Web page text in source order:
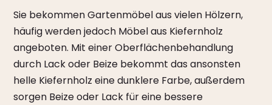
Sie bekommen Gartenmöbel aus vielen Hölzern,
häufig werden jedoch Möbel aus Kiefernholz
angeboten. Mit einer Oberflächenbehandlung
durch Lack oder Beize bekommt das ansonsten
helle Kiefernholz eine dunklere Farbe, außerdem
sorgen Beize oder Lack für eine bessere